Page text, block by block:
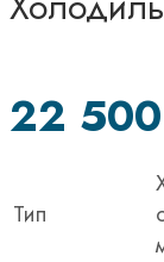
22 500
Тип